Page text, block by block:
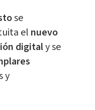
se
el nuevo
digitaly se
y